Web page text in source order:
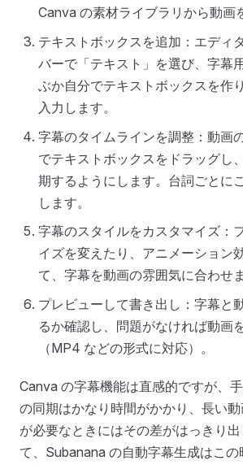
Canva の素材ライブラリから動画
テキストボックスを追加：エディ
バーで「テキスト」を選び、字幕
ぶか自分でテキストボックスを作
入力します。
字幕のタイムラインを調整：動画
でテキストボックスをドラッグし
期するようにします。台詞ごとに
します。
字幕のスタイルをカスタマイズ：
イズを変えたり、アニメーション
て、字幕を動画の雰囲気に合わせま
プレビューして書き出し：字幕と
るか確認し、問題がなければ動画
（MP4 などの形式に対応）。
Canva の字幕機能は直感的ですが、
の同期はかなり時間がかかり、長い
が必要なときにはその差がはっきり
て、Subanana の自動字幕生成はこ